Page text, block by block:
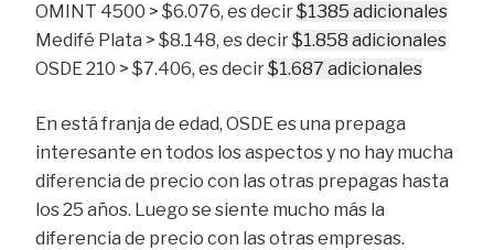
OMINT 4500 > $6.076, es decir$1385 adicionales
Medifé Plata > $8.148, es decir$1.858 adicionales
OSDE 210 > $7.406, es decir$1.687 adicionales
En está franja de edad, OSDE es una prepaga
interesante en todos los aspectos y no hay mucha
diferencia de precio con las otras prepagas hasta
los 25 años. Luego se siente mucho más la
diferencia de precio con las otras empresas.